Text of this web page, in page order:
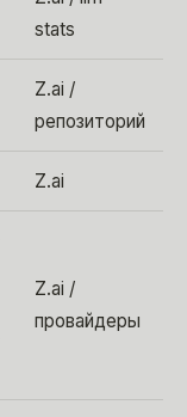
stats
Z.ai /
репозиторий
Z.ai
Z.ai /
провайдеры